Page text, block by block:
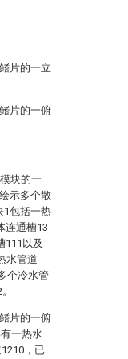
片的一立
片的一俯
块的一
示多个散
1包括一热
连通槽13
111以及
水管道
个冷水管
片的一俯
一热水
，已